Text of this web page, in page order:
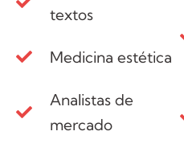
textos
Medicina estética
Analistas de
mercado